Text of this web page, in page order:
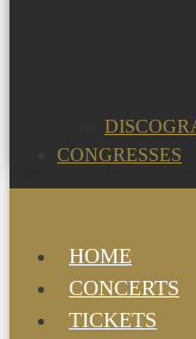
CONGRESSES
HOME
CONCERTS
TICKETS